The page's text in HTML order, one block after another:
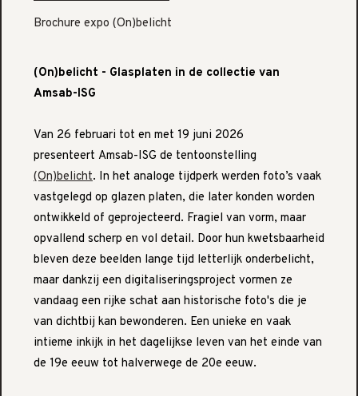
Brochure expo (On)belicht
(On)belicht - Glasplaten in de collectie van
Amsab-ISG
Van 26 februari tot en met 19 juni 2026
presenteert Amsab-ISG de tentoonstelling
(On)belicht. In het analoge tijdperk werden foto’s vaak
vastgelegd op glazen platen, die later konden worden
ontwikkeld of geprojecteerd. Fragiel van vorm, maar
opvallend scherp en vol detail. Door hun kwetsbaarheid
bleven deze beelden lange tijd letterlijk onderbelicht,
maar dankzij een digitaliseringsproject vormen ze
vandaag een rijke schat aan historische foto's die je
van dichtbij kan bewonderen. Een unieke en vaak
intieme inkijk in het dagelijkse leven van het einde van
de 19e eeuw tot halverwege de 20e eeuw.